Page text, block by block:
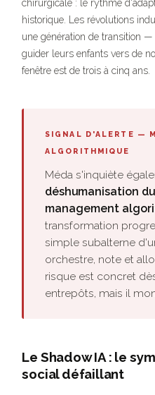
chirurgicale : le rythme
historique. Les révolutions
une génération de transition
guider leurs enfants vers de
fenêtre est de trois à cinq ans.
SIGNAL D'ALERTE —
ALGORITHMIQUE
Méda s'inquiète
déshumanisation
management
transformation
simple subalterne
orchestre, note et
risque est concret
entrepôts, mais il
Le Shadow IA : le
social défaillant